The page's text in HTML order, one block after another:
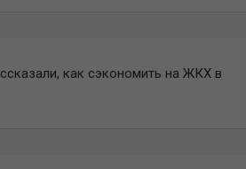
как сэкономить на ЖКХ в